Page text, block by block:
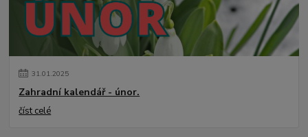
31.01.2025
Zahradní kalendář - únor.
číst celé